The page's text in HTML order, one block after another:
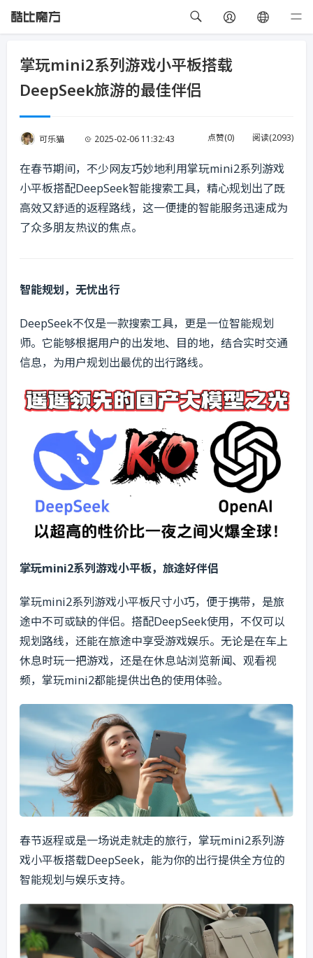
掌玩mini2系列游戏小平板搭载
DeepSeek旅游的最佳伴侣
可乐猫 2025-02-06 11:32:43 阅读(2093)
点赞(0)
在春节期间，不少网友巧妙地利用掌玩mini2系列游戏
小平板搭配DeepSeek智能搜索工具，精心规划出了既
高效又舒适的返程路线，这一便捷的智能服务迅速成为
了众多朋友热议的焦点。
智能规划，无忧出行
DeepSeek不仅是一款搜索工具，更是一位智能规划
师。它能够根据用户的出发地、目的地，结合实时交通
信息，为用户规划出最优的出行路线。
掌玩mini2系列游戏小平板，旅途好伴侣
掌玩mini2系列游戏小平板尺寸小巧，便于携带，是旅
途中不可或缺的伴侣。搭配DeepSeek使用，不仅可以
规划路线，还能在旅途中享受游戏娱乐。无论是在车上
休息时玩一把游戏，还是在休息站浏览新闻、观看视
频，掌玩mini2都能提供出色的使用体验。
春节返程或是一场说走就走的旅行，掌玩mini2系列游
戏小平板搭载DeepSeek，能为你的出行提供全方位的
智能规划与娱乐支持。